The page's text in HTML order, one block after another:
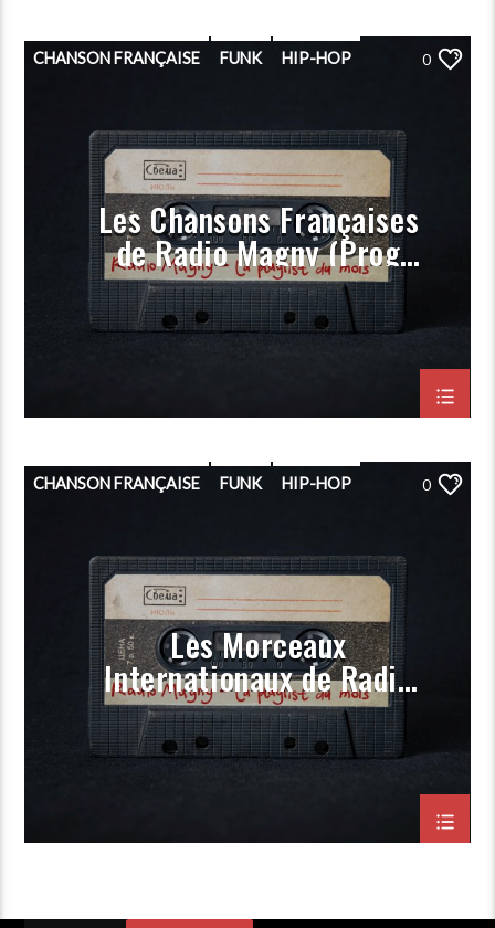
CHANSON FRANÇAISE FUNK HIP-HOP
ROCK
0
Les Chansons Françaises
de Radio Magny (Prog
Novembre 2023)
CHANSON FRANÇAISE FUNK HIP-HOP
ROCK
0
Les Morceaux
Internationaux de Radio
Magny (Prog Novembre
2023)